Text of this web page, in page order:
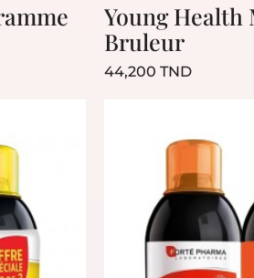
Young Health
Bruleur
44,200 TNDPrix